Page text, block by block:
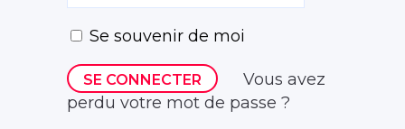
Se souvenir de moi
Vous avez
perdu votre mot de passe ?